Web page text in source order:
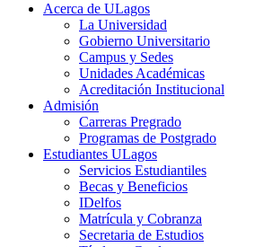
Acerca de ULagos
La Universidad
Gobierno Universitario
Campus y Sedes
Unidades Académicas
Acreditación Institucional
Admisión
Carreras Pregrado
Programas de Postgrado
Estudiantes ULagos
Servicios Estudiantiles
Becas y Beneficios
IDelfos
Matrícula y Cobranza
Secretaria de Estudios